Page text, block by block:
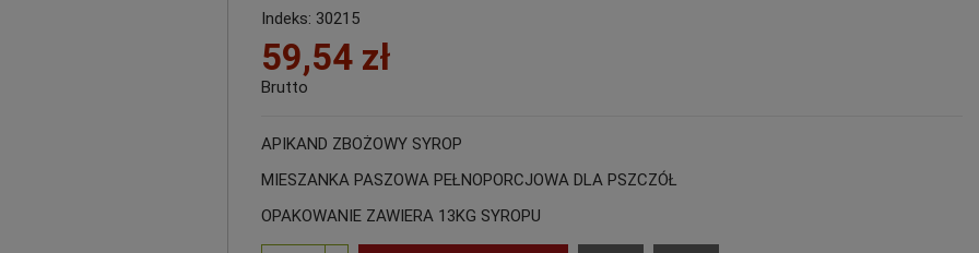
Indeks: 30215
59,54 zł
Brutto
APIKAND ZBOŻOWY SYROP
MIESZANKA PASZOWA PEŁNOPORCJOWA DLA PSZCZÓŁ
OPAKOWANIE ZAWIERA 13KG SYROPU